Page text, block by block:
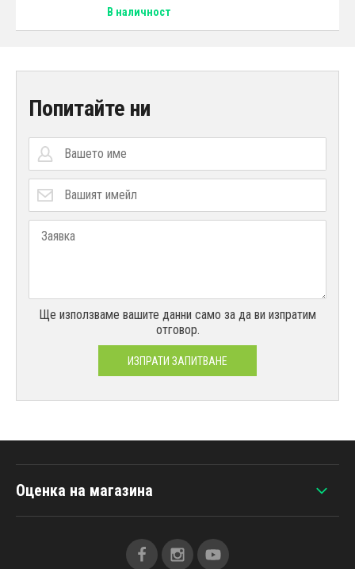
В наличност
Попитайте ни
Ще използваме вашите данни само за да ви изпратим
отговор.
ИЗПРАТИ ЗАПИТВАНЕ
Оценка на магазина